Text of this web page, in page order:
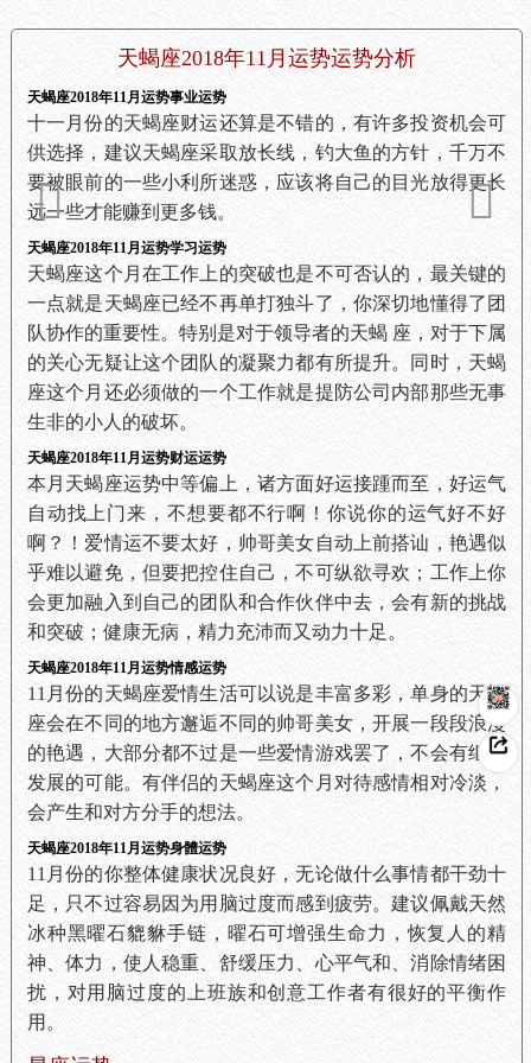
天蝎座2018年11月运势运势分析
天蝎座2018年11月运势事业运势
十一月份的天蝎座财运还算是不错的，有许多投资机会可
供选择，建议天蝎座采取放长线，钓大鱼的方针，千万不
要被眼前的一些小利所迷惑，应该将自己的目光放得更长
远一些才能赚到更多钱。
天蝎座2018年11月运势学习运势
天蝎座这个月在工作上的突破也是不可否认的，最关键的
一点就是天蝎座已经不再单打独斗了，你深切地懂得了团
队协作的重要性。特别是对于领导者的天蝎 座，对于下属
的关心无疑让这个团队的凝聚力都有所提升。同时，天蝎
座这个月还必须做的一个工作就是提防公司内部那些无事
生非的小人的破坏。
天蝎座2018年11月运势财运运势
本月天蝎座运势中等偏上，诸方面好运接踵而至，好运气
自动找上门来，不想要都不行啊！你说你的运气好不好
啊？！爱情运不要太好，帅哥美女自动上前搭讪，艳遇似
乎难以避免，但要把控住自己，不可纵欲寻欢；工作上你
会更加融入到自己的团队和合作伙伴中去，会有新的挑战
和突破；健康无病，精力充沛而又动力十足。
天蝎座2018年11月运势情感运势
11月份的天蝎座爱情生活可以说是丰富多彩，单身的天蝎
座会在不同的地方邂逅不同的帅哥美女，开展一段段浪漫
的艳遇，大部分都不过是一些爱情游戏罢了，不会有继续
发展的可能。有伴侣的天蝎座这个月对待感情相对冷淡，
会产生和对方分手的想法。
天蝎座2018年11月运势身體运势
11月份的你整体健康状况良好，无论做什么事情都干劲十
足，只不过容易因为用脑过度而感到疲劳。建议佩戴天然
冰种黑曜石貔貅手链，曜石可增强生命力，恢复人的精
神、体力，使人稳重、舒缓压力、心平气和、消除情绪困
扰，对用脑过度的上班族和创意工作者有很好的平衡作
用。